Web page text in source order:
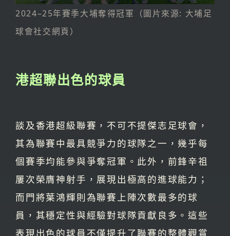
2024–25年賽季大埔奪得冠軍（圖片來源: 大埔足
球會社交網頁）
港超聯出色的球員
談及香港超級聯賽，不可不提傑志足球會，
其為聯賽中最具競爭力的球隊之一，幾乎每
個賽季均能參與爭奪冠軍。此外，前鋒辛祖
屢次榮膺神射手，展現出極高的進球能力；
而門將葉鴻輝則為聯賽上陣次數最多的球
員，其穩定性與經驗對球隊貢獻良多。這些
表現出色的球員不僅提升了聯賽的整體觀賞